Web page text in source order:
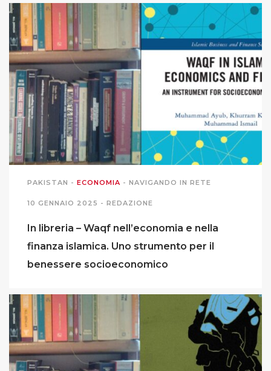
PAKISTAN - ECONOMIA - NAVIGANDO IN RETE
10 GENNAIO 2025 - REDAZIONE
In libreria – Waqf nell’economia e nella
finanza islamica. Uno strumento per il
benessere socioeconomico